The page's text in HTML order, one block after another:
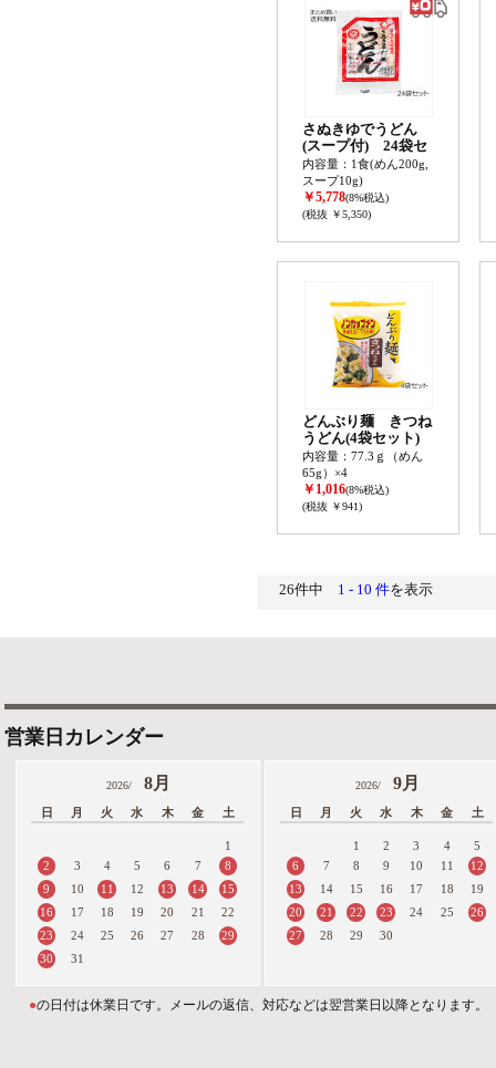
さぬきゆでうどん
(スープ付) 24袋セ
ット
内容量：1食(めん200g,
スープ10g)
￥5,778(8%税込)
(税抜 ￥5,350)
どんぶり麺 きつね
うどん(4袋セット)
内容量：77.3ｇ（めん
65g）×4
￥1,016(8%税込)
(税抜 ￥941)
26件中 1 - 10 件を表示
営業日カレンダー
2026/ 8月
日 月 火 水 木 金 土
1
2
3 4 5 6 7
8
9
10 11 12 13 14
15
16
17 18 19 20 21
22
23
24 25 26 27 28
29
30
31
2026/ 9月
日 月 火 水 木 金 土
1 2 3 4
5
6
7 8 9 10 11
12
13
14 15 16 17 18
19
20
21 22 23 24 25
26
27
28 29 30
●の日付は休業日です。メールの返信、対応などは翌営業日以降となります。